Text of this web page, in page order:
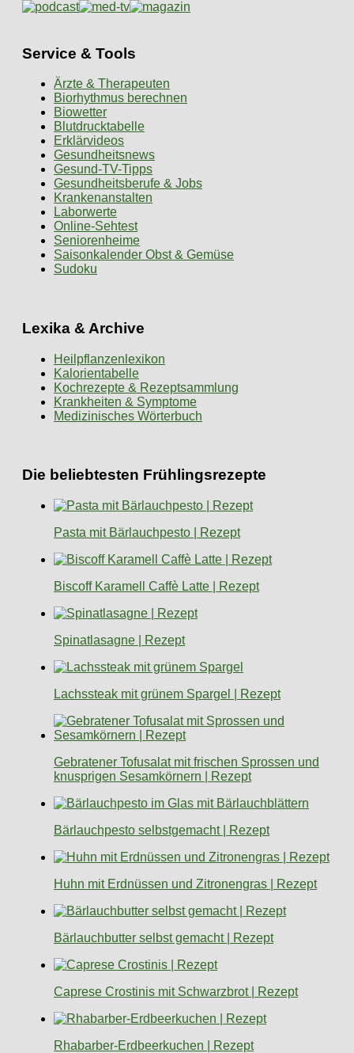
Service & Tools
Ärzte & Therapeuten
Biorhythmus berechnen
Biowetter
Blutdrucktabelle
Erklärvideos
Gesundheitsnews
Gesund-TV-Tipps
Gesundheitsberufe & Jobs
Krankenanstalten
Laborwerte
Online-Sehtest
Seniorenheime
Saisonkalender Obst & Gemüse
Sudoku
Lexika & Archive
Heilpflanzenlexikon
Kalorientabelle
Kochrezepte & Rezeptsammlung
Krankheiten & Symptome
Medizinisches Wörterbuch
Die beliebtesten Frühlingsrezepte
Pasta mit Bärlauchpesto | Rezept
Biscoff Karamell Caffè Latte | Rezept
Spinatlasagne | Rezept
Lachssteak mit grünem Spargel | Rezept
Gebratener Tofusalat mit frischen Sprossen und
knusprigen Sesamkörnern | Rezept
Bärlauchpesto selbstgemacht | Rezept
Huhn mit Erdnüssen und Zitronengras | Rezept
Bärlauchbutter selbst gemacht | Rezept
Caprese Crostinis mit Schwarzbrot | Rezept
Rhabarber-Erdbeerkuchen | Rezept